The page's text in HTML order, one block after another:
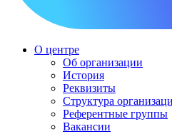
О центре
Об организации
История
Реквизиты
Структура
Референтные группы
Вакансии